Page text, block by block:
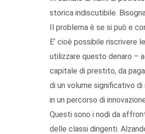
storica indiscutibile.
Il problema è se si può e
E’ cioè possibile riscrivere
utilizzare questo denaro –
capitale di prestito, da
di un volume significativo
in un percorso di
Questi sono i nodi da
delle classi dirigenti.